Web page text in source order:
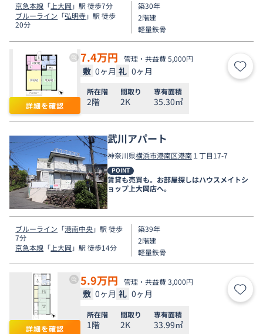
京急本線 「 上大岡 」駅 徒歩7分
ブルーライン 「弘明寺」駅 徒歩
20分
築30年
2階建
軽量鉄骨
詳細を確認
7.4万円 管理・共益費 5,000円
敷 0ヶ月 礼 0ヶ月 お気
所在階
2階
間取り
2K
専有面積
35.30㎡
武川アパート
神奈川県横浜市港南区港南１丁目17-7
POINT
賃貸も売買も。お部屋探しはハウスメイトシ
ョップ上大岡店へ。
ブルーライン 「港南中央」駅 徒歩
7分
京急本線 「 上大岡 」駅 徒歩14分
築39年
2階建
軽量鉄骨
詳細を確認
5.9万円 管理・共益費 3,000円
敷 0ヶ月 礼 0ヶ月 お気
所在階
1階
間取り
2K
専有面積
33.99㎡